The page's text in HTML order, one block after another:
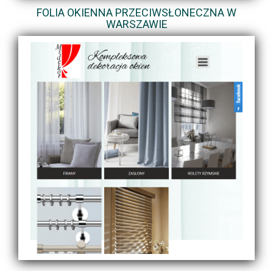
FOLIA OKIENNA PRZECIWSŁONECZNA W
WARSZAWIE